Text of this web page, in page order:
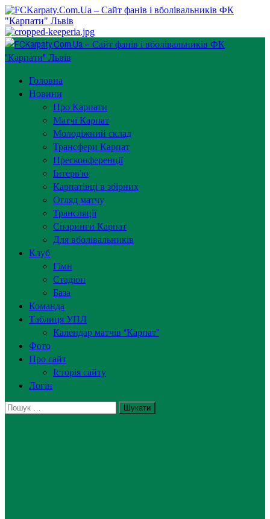
Перейти
до
вмісту
Primary
Menu
Головна
Новини
Про Карпати
Матчі Карпат
Молодіжний склад
Трансфери Карпат
Пресконференції
Інтерв’ю
Карпатівці в збірних
Огляд матчу
Трансляції
Спаринги Карпат
Для вболівальників
Клуб
Гімн
Стадіон
База
Команда
Таблиця УПЛ
Календар матчів “Карпат”
Фото
Про сайт
Історія сайту
Логін
Пошук: